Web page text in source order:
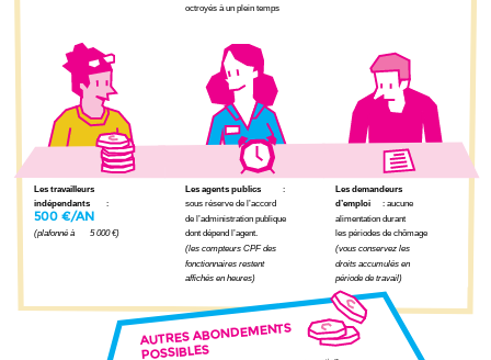
Les demandeurs
d’emploi
: aucune
alimentation durant
les périodes de chômage
(vous conservez les
droits accumulés en
période de travail)
Les agents publics
:
sous réserve de l’accord
de l’administration publique
dont dépend l’agent.
(les compteurs CPF des
fonctionnaires restent
affichés en heures)
Les travailleurs
indépendants
:
500 €/AN
(plafonné à 5000 €)
octroyés à un plein temps
AUTRES ABONDEMENTS
POSSIBLES